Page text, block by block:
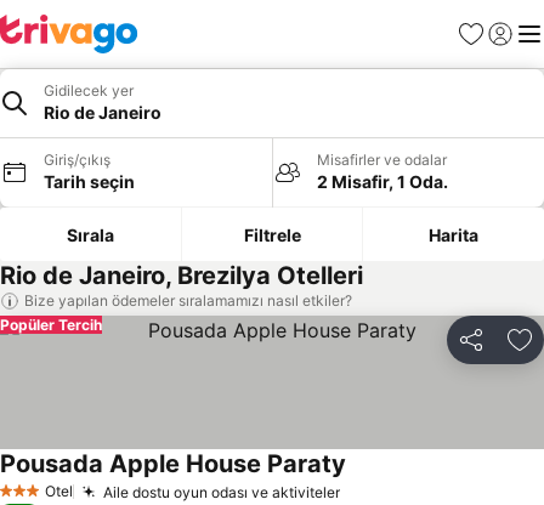
Favoriler
Giriş
Gidilecek yer
Rio de Janeiro
Giriş/çıkış
Tarih seçin
Misafirler ve odalar
2 Misafir, 1 Oda.
Sırala Filtrele Harita
Rio de Janeiro, Brezilya Otelleri
Bize yapılan ödemeler sıralamamızı nasıl etkiler?
Paylaş
Popüler Tercih
3 YıldızOtel Aile dostu oyun odası ve aktiviteler
Pousada Apple House Paraty